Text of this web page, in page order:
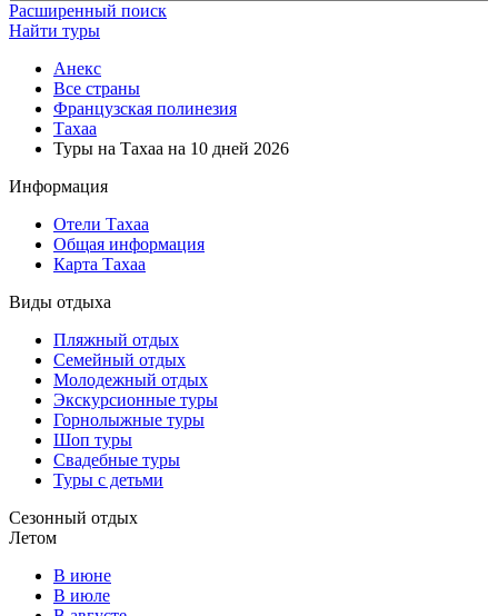
Расширенный поиск
Найти туры
Анекс
Все страны
Французская полинезия
Тахаа
Туры на Тахаа на 10 дней 2026
Информация
Отели Тахаа
Общая информация
Карта Тахаа
Виды отдыха
Пляжный отдых
Семейный отдых
Молодежный отдых
Экскурсионные туры
Горнолыжные туры
Шоп туры
Свадебные туры
Туры с детьми
Сезонный отдых
Летом
В июне
В июле